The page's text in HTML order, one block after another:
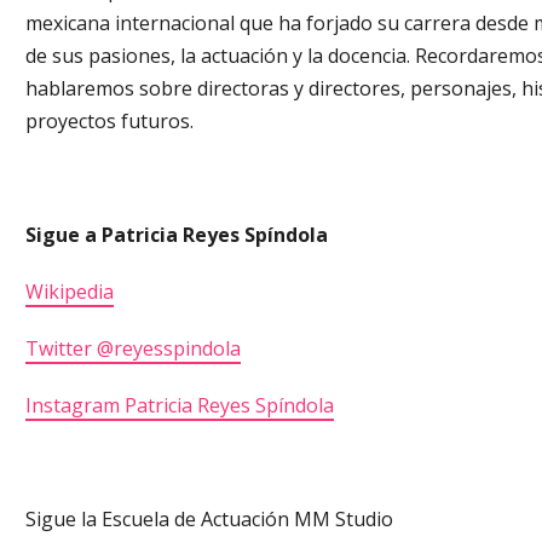
mexicana internacional que ha forjado su carrera
de sus pasiones, la actuación y la docencia.
hablaremos sobre directoras y directores, personajes,
proyectos futuros.
Sigue a Patricia Reyes Spíndola
Wikipedia
Twitter @reyesspindola
Instagram Patricia Reyes Spíndola
Sigue la Escuela de Actuación MM Studio